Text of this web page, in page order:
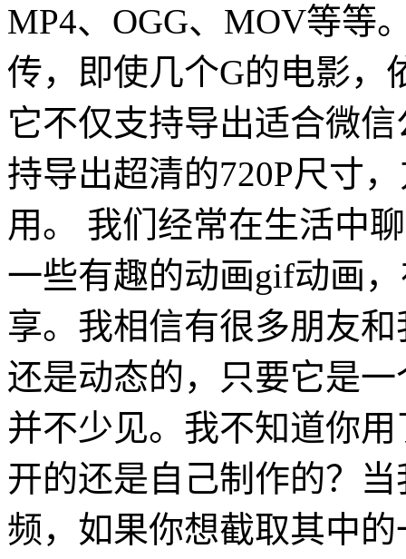
MP4、OGG、MOV等等
传，即使几个G的电影，
它不仅支持导出适合微
持导出超清的720P尺寸
用。 我们经常在生活中
一些有趣的动画gif动画
享。我相信有很多朋友
还是动态的，只要它是
并不少见。我不知道你
开的还是自己制作的？
频，如果你想截取其中